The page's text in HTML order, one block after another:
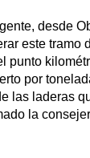
desde
este tramo
punto
por
las laderas
la